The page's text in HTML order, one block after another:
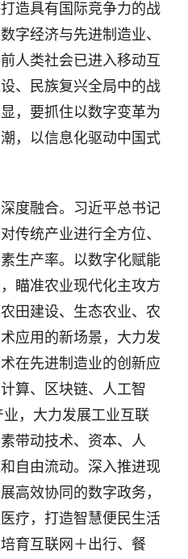
造具有国际竞争力的战
字经济与先进制造业、
人类社会已进入移动互
、民族复兴全局中的战
，要抓住以数字变革为
，以信息化驱动中国式
度融合。习近平总书记
传统产业进行全方位、
生产率。以数字化赋能
瞄准农业现代化主攻方
田建设、生态农业、农
应用的新场景，大力发
在先进制造业的创新应
算、区块链、人工智
，大力发展工业互联
带动技术、资本、人
自由流动。深入推进现
高效协同的数字政务，
疗，打造智慧便民生活
育互联网＋出行、餐